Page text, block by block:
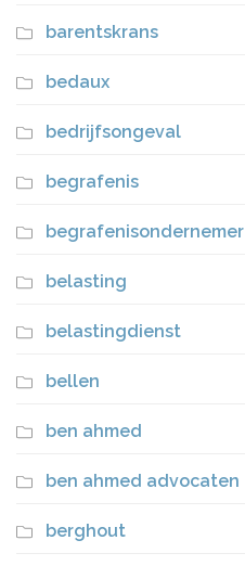
barentskrans
bedaux
bedrijfsongeval
begrafenis
begrafenisondernemer
belasting
belastingdienst
bellen
ben ahmed
ben ahmed advocaten
berghout